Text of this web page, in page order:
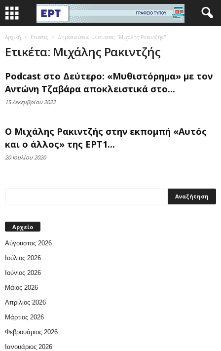
Αρχική Ετικέτες Δημοσιεύσεις με ετικέτες "Μιχάλης Ρακιντζής"
Ετικέτα: Μιχάλης Ρακιντζής
Podcast στο Δεύτερο: «Μυθιστόρημα» με τον
Αντώνη Τζαβάρα αποκλειστικά στο...
15 Δεκεμβρίου 2022
Ο Μιχάλης Ρακιντζής στην εκπομπή «Αυτός
και ο άλλος» της ΕΡΤ1...
20 Ιουλίου 2020
Αρχείο
Αύγουστος 2026
Ιούλιος 2026
Ιούνιος 2026
Μάιος 2026
Απρίλιος 2026
Μάρτιος 2026
Φεβρουάριος 2026
Ιανουάριος 2026